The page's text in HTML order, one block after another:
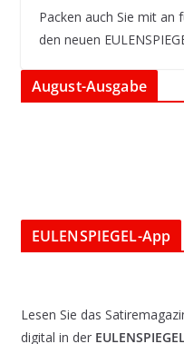
Packen auch Sie mit an
den neuen
August-Ausgabe
EULENSPIEGEL-App
Lesen Sie das
digital in der